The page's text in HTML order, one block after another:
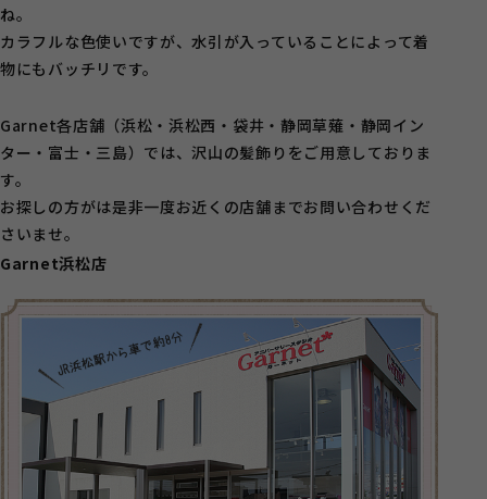
ね。
カラフルな色使いですが、水引が入っていることによって着
物にもバッチリです。
Garnet各店舗（浜松・浜松西・袋井・静岡草薙・静岡イン
ター・富士・三島）では、沢山の髪飾りをご用意しておりま
す。
お探しの方がは是非一度お近くの店舗までお問い合わせくだ
さいませ。
Garnet浜松店